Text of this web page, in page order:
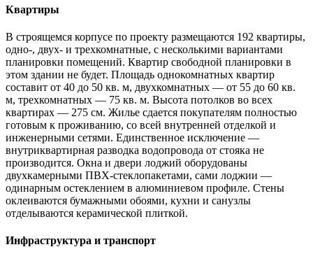
Квартиры
В строящемся корпусе по проекту размещаются 192 квартиры,
одно-, двух- и трехкомнатные, с несколькими вариантами
планировки помещений. Квартир свободной планировки в
этом здании не будет. Площадь однокомнатных квартир
составит от 40 до 50 кв. м, двухкомнатных — от 55 до 60 кв.
м, трехкомнатных — 75 кв. м. Высота потолков во всех
квартирах — 275 см. Жилье сдается покупателям полностью
готовым к проживанию, со всей внутренней отделкой и
инженерными сетями. Единственное исключение —
внутриквартирная разводка водопровода от стояка не
производится. Окна и двери лоджий оборудованы
двухкамерными ПВХ-стеклопакетами, сами лоджии —
одинарным остеклением в алюминиевом профиле. Стены
оклеиваются бумажными обоями, кухни и санузлы
отделываются керамической плиткой.
Инфраструктура и транспорт